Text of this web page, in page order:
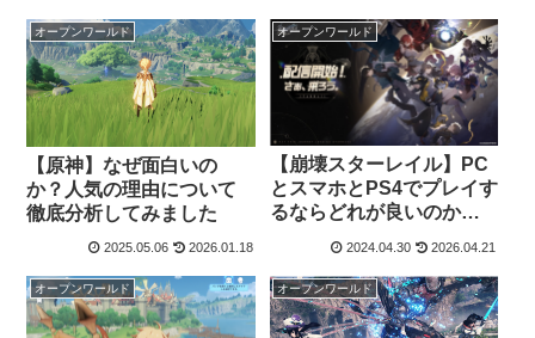
オープンワールド
【原神】なぜ面白いの
か？人気の理由について
徹底分析してみました
2025.05.06 2026.01.18
オープンワールド
【崩壊スターレイル】PC
とスマホとPS4でプレイす
るならどれが良いのかメ
2024.04.30 2026.04.21
オープンワールド オープンワールド